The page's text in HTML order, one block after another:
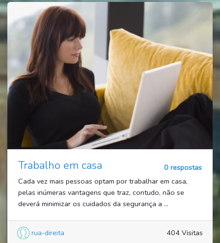
Trabalho em casa
0 respostas
Cada vez mais pessoas optam por trabalhar em casa,
pelas inúmeras vantagens que traz, contudo, não se
deverá minimizar os cuidados da segurança a ...
rua-direita 404 Visitas